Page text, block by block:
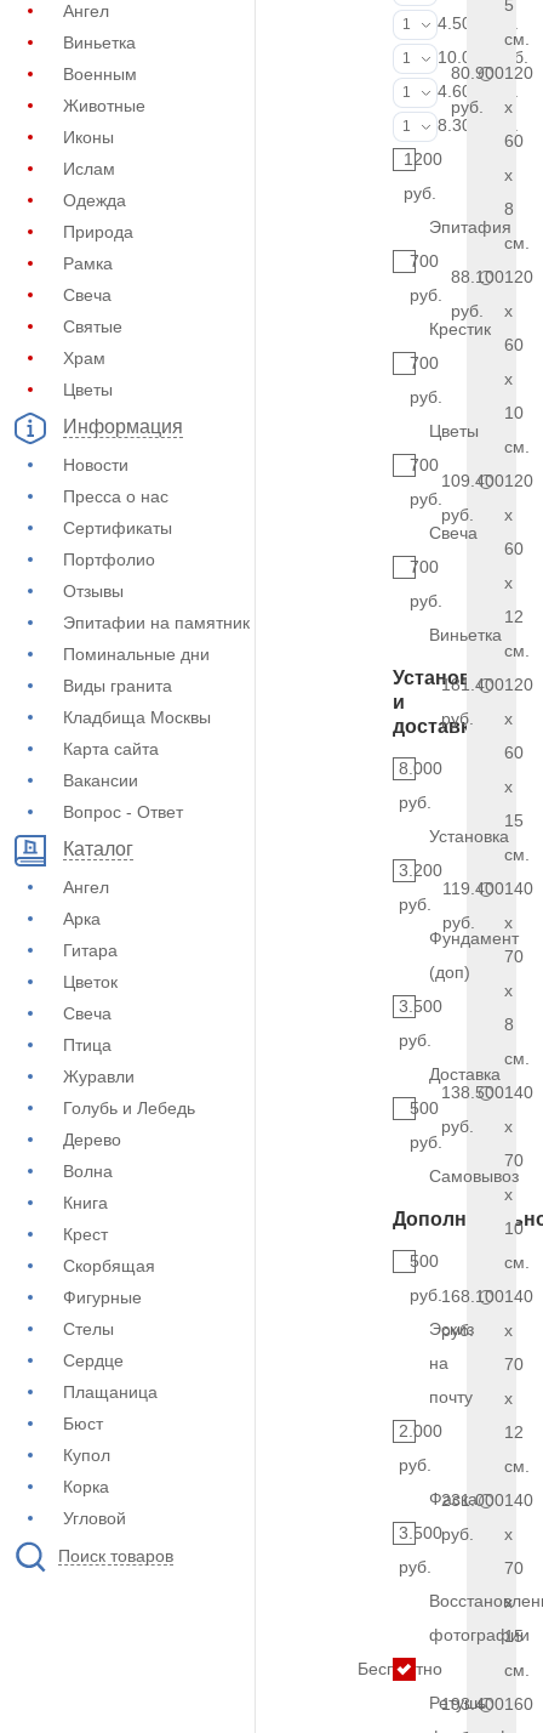
Ангел
Виньетка
Военным
Животные
Иконы
Ислам
Одежда
Природа
Рамка
Свеча
Святые
Храм
Цветы
Информация
Новости
Пресса о нас
Сертификаты
Портфолио
Отзывы
Эпитафии на памятник
Поминальные дни
Виды гранита
Кладбища Москвы
Карта сайта
Вакансии
Вопрос - Ответ
Каталог
Ангел
Арка
Гитара
Цветок
Свеча
Птица
Журавли
Голубь и Лебедь
Дерево
Волна
Книга
Крест
Скорбящая
Фигурные
Стелы
Сердце
Плащаница
Бюст
Купол
Корка
Угловой
Поиск товаров
Портрет
1
4.500 руб.
Портрет
1
10.000 руб.
Фотокерамика
1
4.600 руб.
Фото на
1
8.300 руб.
1200
руб.
Эпитафия
700
руб.
Крестик
700
руб.
Цветы
700
руб.
Свеча
700
руб.
Виньетка
Установка
и
доставка
8.000
руб.
Установка
3.200
руб.
Фундамент
(доп)
3.500
руб.
Доставка
500
руб.
Самовывоз
500
руб.
Эскиз
на
почту
2.000
руб.
Фаска
3.500
руб.
фотографии
Бесплатно
Ретушь
5
см.
80.900
руб.
120
x
60
x
8
см.
88.100
руб.
120
x
60
x
10
см.
109.400
руб.
120
x
60
x
12
см.
181.400
руб.
120
x
60
x
15
см.
119.400
руб.
140
x
70
x
8
см.
138.500
руб.
140
x
70
x
10
см.
168.100
руб.
140
x
70
x
12
см.
231.000
руб.
140
x
70
x
15
см.
193.400160